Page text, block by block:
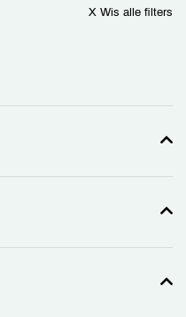
X Wis alle filters